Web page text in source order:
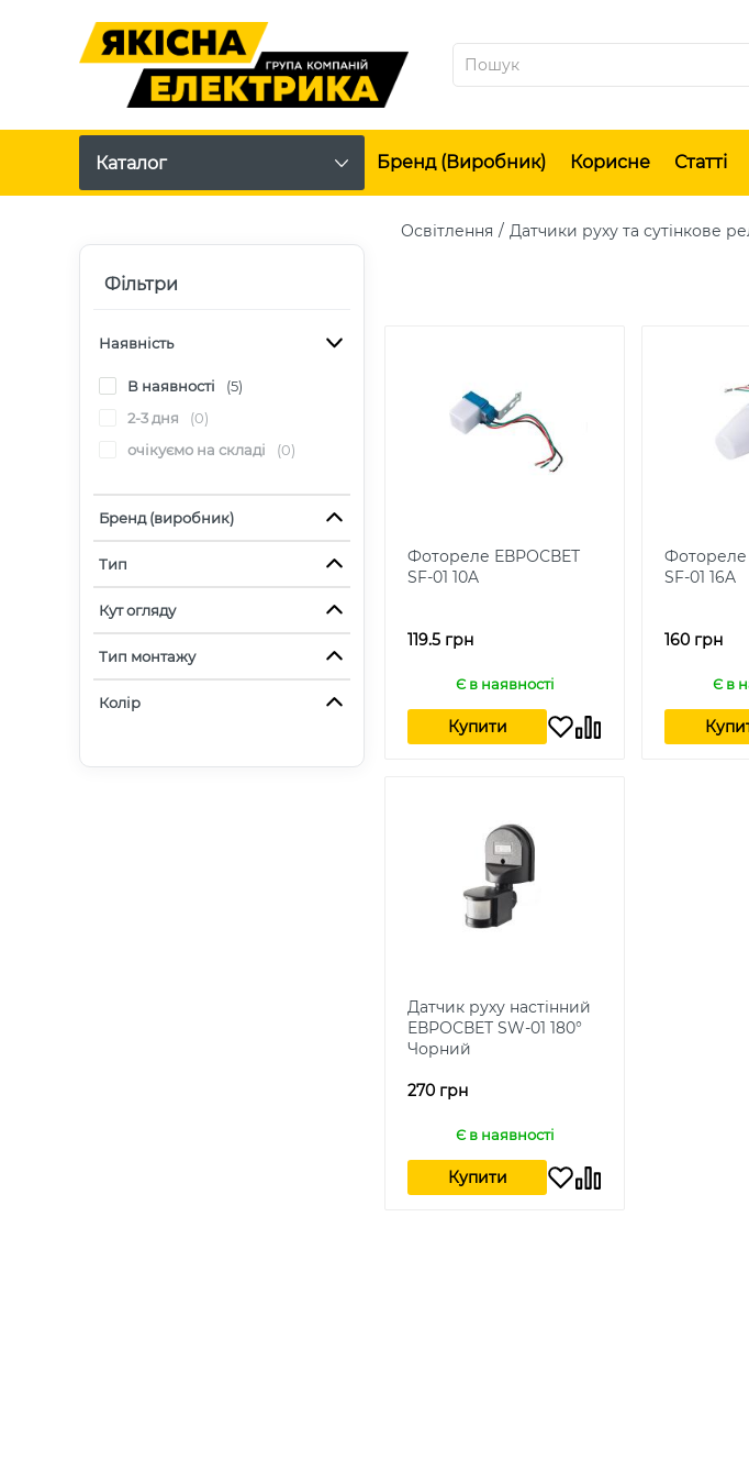
Каталог Бренд (виробник) Корисне Статті
Фільтри
Наявність
В наявності
(5)
2-3 дня
(0)
очікуємо на складі
(0)
Бренд (виробник)
Тип
Кут огляду
Тип монтажу
Колір
Освітлення Датчики руху та сутінкове
Фотореле ЕВРОСВЕТ
SF-01 10A
119.5 грн
Є в наявності
Купити
SF-01 16A
160 грн
Є в
Датчик руху настінний
ЕВРОСВЕТ SW-01 180°
Чорний
270 грн
Є в наявності
Купити